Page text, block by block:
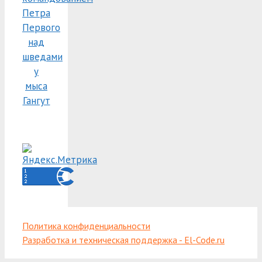
Петра
Первого
над
шведами
у
мыса
Гангут
Политика конфиденциальности
Разработка и техническая поддержка - El-Code.ru